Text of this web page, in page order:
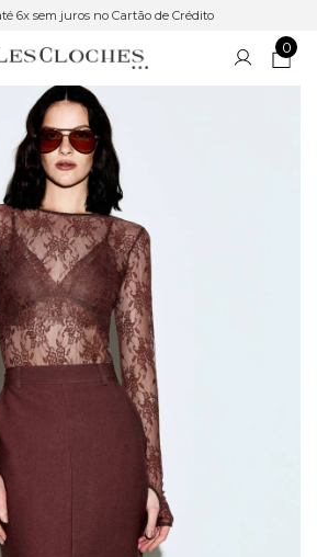
6x sem juros no Cartão de Crédito
0